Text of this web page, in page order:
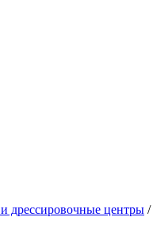
дрессировочные центры /